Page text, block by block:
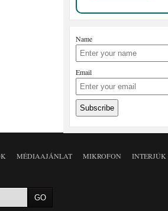
Name
Email
MÉDIAAJÁNLAT MIKROFON INTERJÚK